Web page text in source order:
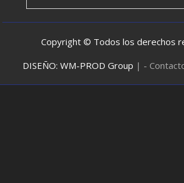
Copyright © Todos los derechos
DISEÑO: WM-PROD Group | -